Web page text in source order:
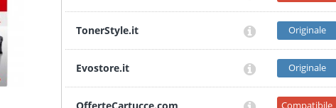
TonerStyle.it Originale
Evostore.it Originale
Compatibile